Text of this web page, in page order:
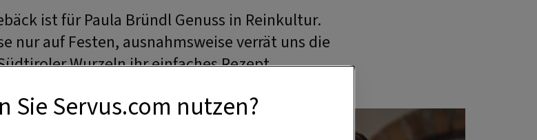
ist für Paula Bründl Genuss in Reinkultur.
nur auf Festen, ausnahmsweise verrät uns die
Wurzeln ihr einfaches Rezept.
Sie Servus.com nutzen?